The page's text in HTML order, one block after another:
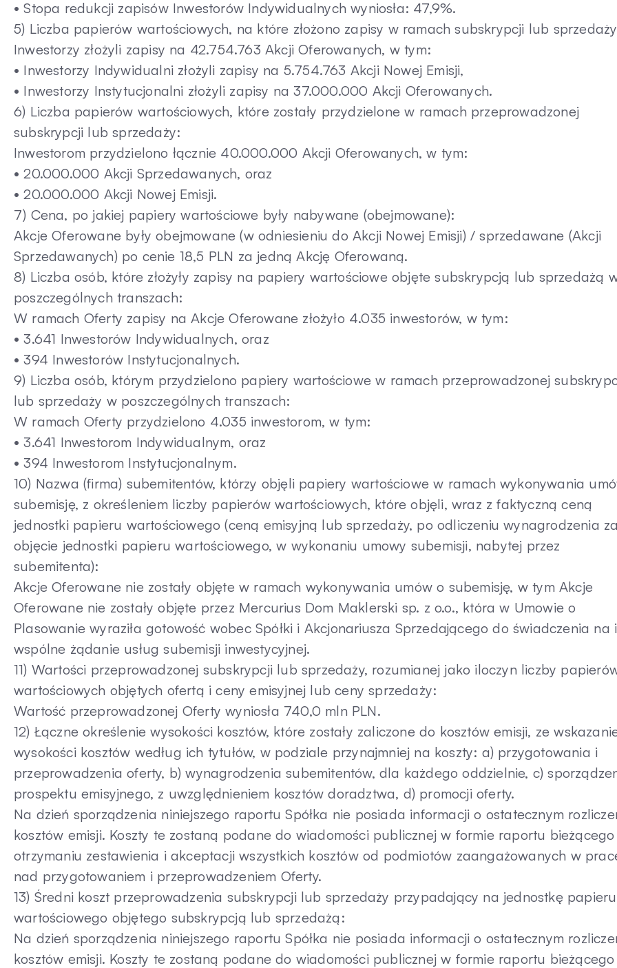
• Stopa redukcji zapisów Inwestorów Indywidualnych wyniosła: 47,9%.
5) Liczba papierów wartościowych, na które złożono zapisy w ramach subskrypcji lub
Inwestorzy złożyli zapisy na 42.754.763 Akcji Oferowanych, w tym:
• Inwestorzy Indywidualni złożyli zapisy na 5.754.763 Akcji Nowej Emisji,
• Inwestorzy Instytucjonalni złożyli zapisy na 37.000.000 Akcji Oferowanych.
6) Liczba papierów wartościowych, które zostały przydzielone w ramach przeprowadzonej
subskrypcji lub sprzedaży:
Inwestorom przydzielono łącznie 40.000.000 Akcji Oferowanych, w tym:
• 20.000.000 Akcji Sprzedawanych, oraz
• 20.000.000 Akcji Nowej Emisji.
7) Cena, po jakiej papiery wartościowe były nabywane (obejmowane):
Akcje Oferowane były obejmowane (w odniesieniu do Akcji Nowej Emisji) / sprzedawane (Akcji
Sprzedawanych) po cenie 18,5 PLN za jedną Akcję Oferowaną.
8) Liczba osób, które złożyły zapisy na papiery wartościowe objęte subskrypcją lub sprzedażą
poszczególnych transzach:
W ramach Oferty zapisy na Akcje Oferowane złożyło 4.035 inwestorów, w tym:
• 3.641 Inwestorów Indywidualnych, oraz
• 394 Inwestorów Instytucjonalnych.
9) Liczba osób, którym przydzielono papiery wartościowe w ramach przeprowadzonej
lub sprzedaży w poszczególnych transzach:
W ramach Oferty przydzielono 4.035 inwestorom, w tym:
• 3.641 Inwestorom Indywidualnym, oraz
• 394 Inwestorom Instytucjonalnym.
10) Nazwa (firma) subemitentów, którzy objęli papiery wartościowe w ramach wykonywania
subemisję, z określeniem liczby papierów wartościowych, które objęli, wraz z faktyczną ceną
jednostki papieru wartościowego (ceną emisyjną lub sprzedaży, po odliczeniu wynagrodzenia
objęcie jednostki papieru wartościowego, w wykonaniu umowy subemisji, nabytej przez
subemitenta):
Akcje Oferowane nie zostały objęte w ramach wykonywania umów o subemisję, w tym Akcje
Oferowane nie zostały objęte przez Mercurius Dom Maklerski sp. z o.o., która w Umowie o
Plasowanie wyraziła gotowość wobec Spółki i Akcjonariusza Sprzedającego do świadczenia na
wspólne żądanie usług subemisji inwestycyjnej.
11) Wartości przeprowadzonej subskrypcji lub sprzedaży, rozumianej jako iloczyn liczby
wartościowych objętych ofertą i ceny emisyjnej lub ceny sprzedaży:
Wartość przeprowadzonej Oferty wyniosła 740,0 mln PLN.
12) Łączne określenie wysokości kosztów, które zostały zaliczone do kosztów emisji, ze
wysokości kosztów według ich tytułów, w podziale przynajmniej na koszty: a) przygotowania i
przeprowadzenia oferty, b) wynagrodzenia subemitentów, dla każdego oddzielnie, c)
prospektu emisyjnego, z uwzględnieniem kosztów doradztwa, d) promocji oferty.
Na dzień sporządzenia niniejszego raportu Spółka nie posiada informacji o ostatecznym
kosztów emisji. Koszty te zostaną podane do wiadomości publicznej w formie raportu
otrzymaniu zestawienia i akceptacji wszystkich kosztów od podmiotów zaangażowanych w
nad przygotowaniem i przeprowadzeniem Oferty.
13) Średni koszt przeprowadzenia subskrypcji lub sprzedaży przypadający na jednostkę papieru
wartościowego objętego subskrypcją lub sprzedażą:
Na dzień sporządzenia niniejszego raportu Spółka nie posiada informacji o ostatecznym
kosztów emisji. Koszty te zostaną podane do wiadomości publicznej w formie raportu